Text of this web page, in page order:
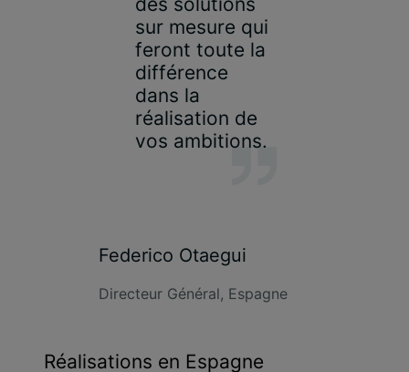
sur mesure qui
feront toute la
différence
dans la
réalisation de
vos ambitions.
Federico Otaegui
Directeur Général, Espagne
Réalisations en Espagne